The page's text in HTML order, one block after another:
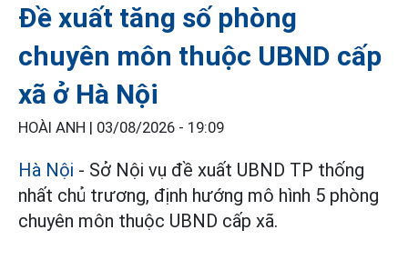
Đề xuất tăng số phòng
chuyên môn thuộc UBND cấp
xã ở Hà Nội
HOÀI ANH | 03/08/2026 - 19:09
Hà Nội - Sở Nội vụ đề xuất UBND TP thống
nhất chủ trương, định hướng mô hình 5 phòng
chuyên môn thuộc UBND cấp xã.